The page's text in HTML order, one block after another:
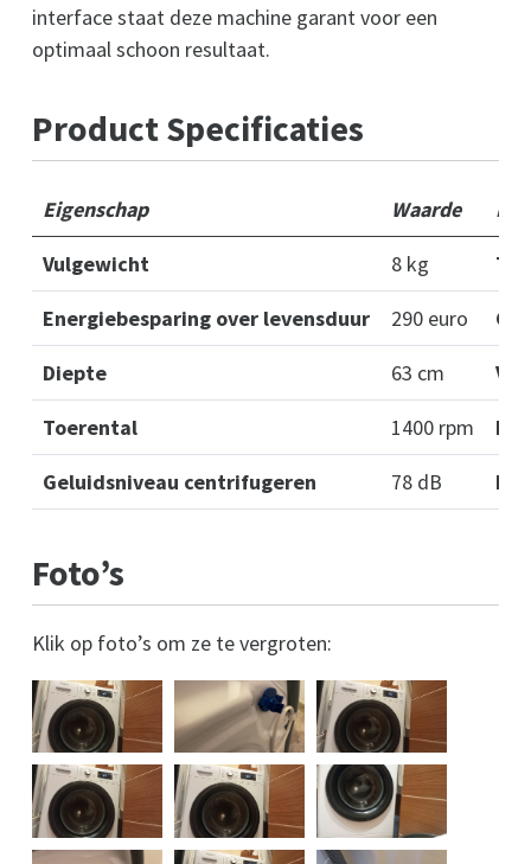
interface staat deze machine garant voor een
optimaal schoon resultaat.
Product Specificaties
Eigenschap Waarde
Vulgewicht
8 kg
Energiebesparing over levensduur
290 euro
Diepte
63 cm
Toerental
1400 rpm
Geluidsniveau centrifugeren
78 dB
Foto’s
Klik op foto’s om ze te vergroten: